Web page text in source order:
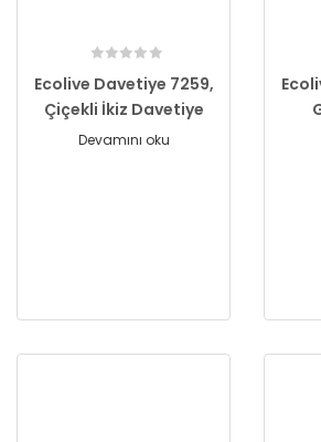
Ecolive Davetiye 7259,
Çiçekli İkiz Davetiye
Devamını oku